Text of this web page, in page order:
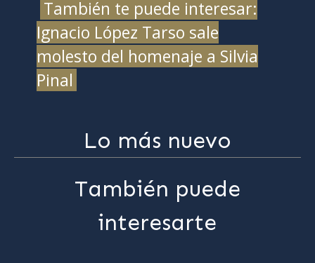
También te puede interesar:
Ignacio López Tarso sale
molesto del homenaje a Silvia
Pinal
Lo más nuevo
También puede
interesarte